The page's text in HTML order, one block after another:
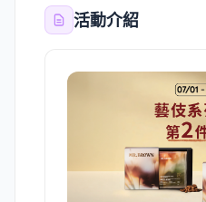
活動介紹